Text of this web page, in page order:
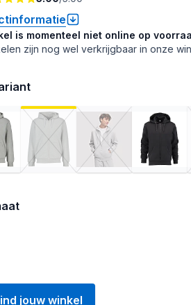
is momenteel niet online op
zijn nog wel verkrijgbaar in onze
jouw winkel